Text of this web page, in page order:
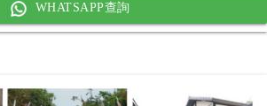
WHATSAPP查詢